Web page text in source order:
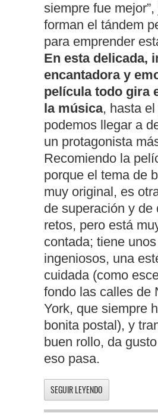
siempre fue
forman el tándem
para emprender
En esta delicada,
encantadora y
película todo gira
la música, hasta
podemos llegar a
un protagonista
Recomiendo la
porque el tema de
muy original, es
de superación y de
retos, pero está
contada; tiene
ingeniosos, una
cuidada (como
fondo las calles de
York, que siempre
bonita postal), y
buen rollo, da
eso pasa.
SEGUIR LEYENDO